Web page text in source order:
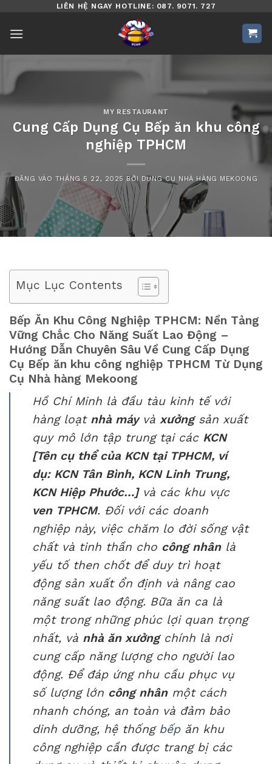
nội
dung
LIÊN HỆ NGAY HOTLINE: 087. 9071. 727
MY RESTAURANT
Cung Cấp Dụng Cụ Bếp ăn khu công
nghiệp TPHCM
ĐĂNG VÀO THÁNG 5 22, 2025 BỞI DỤNG CỤ NHÀ HÀNG MEKOONG
Mục Lục Contents
Bếp Ăn Khu Công Nghiệp TPHCM: Nền Tảng
Vững Chắc Cho Năng Suất Lao Động –
Hướng Dẫn Chuyên Sâu Về Cung Cấp Dụng
Cụ Bếp ăn khu công nghiệp TPHCM Từ Dụng
Cụ Nhà hàng Mekoong
Hồ Chí Minh là đầu tàu kinh tế với
hàng loạt nhà máyvà xưởngsản xuất
quy mô lớn tập trung tại các KCN
[Tên cụ thể của KCN tại TPHCM, ví
dụ: KCN Tân Bình, KCN Linh Trung,
KCN Hiệp Phước…]và các khu vực
ven TPHCM. Đối với các doanh
nghiệp này, việc chăm lo đời sống vật
chất và tinh thần cho công nhânlà
yếu tố then chốt để duy trì hoạt
động sản xuất ổn định và nâng cao
năng suất lao động. Bữa ăn ca là
một trong những phúc lợi quan trọng
nhất, và nhà ăn xưởngchính là nơi
cung cấp năng lượng cho người lao
động. Để đáp ứng nhu cầu phục vụ
số lượng lớn công nhânmột cách
nhanh chóng, an toàn và đảm bảo
dinh dưỡng, hệ thống bếpăn khu
công nghiệp cần được trang bị các